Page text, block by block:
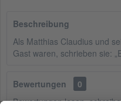
Beschreibung
Als Matthias Claudius und
Gast waren, schrieben sie:
Bewertungen
0
Bewertungen lesen,